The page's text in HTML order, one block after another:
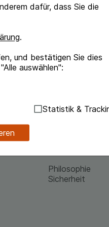
dafür, dass Sie die
.
und bestätigen Sie dies
auswählen":
Grundfunktionen unserer
unsere Seite an
ermöglichen es uns auch
zu betreiben.
und Weise der Nutzung
Sie optimieren können,
Statistik &
Philosophie
Sicherheit